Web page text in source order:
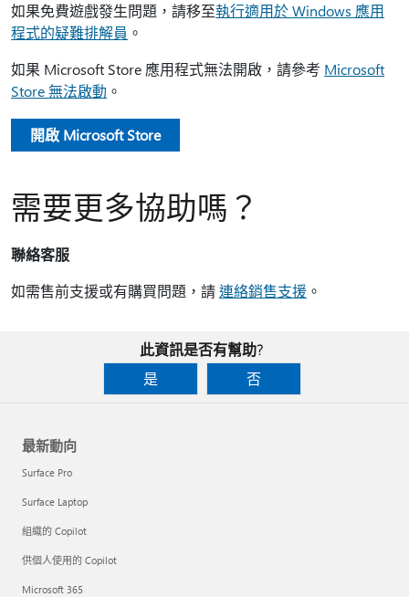
如果免費遊戲發生問題，請移至執行適用於 Windows 應用
程式的疑難排解員 。
如果 Microsoft Store 應用程式無法開啟，請參考 Microsoft
Store 無法啟動 。
開啟 Microsoft Store
需要更多協助嗎？
聯絡客服
如需售前支援或有購買問題，請連絡銷售支援 。
此資訊是否有幫助?
是
否
最新動向
Surface Pro
Surface Laptop
組織的 Copilot
供個人使用的 Copilot
Microsoft 365